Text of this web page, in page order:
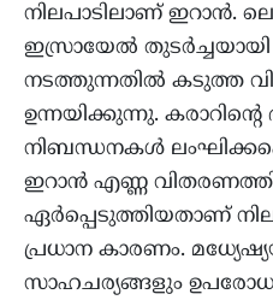
നിലപാടിലാണ് ഇറാൻ.
ഇസ്രായേൽ
നടത്തുന്നതിൽ കടുത്ത
ഉന്നയിക്കുന്നു.
നിബന്ധനകൾ
ഇറാൻ എണ്ണ
ഏർപ്പെടുത്തിയതാണ്
പ്രധാന കാരണം.
സാഹചര്യങ്ങളും